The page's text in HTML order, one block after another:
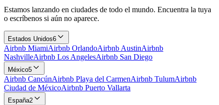
Estamos lanzando en ciudades de todo el mundo. Encuentra la tuya
o escríbenos si aún no aparece.
Estados Unidos6
Airbnb MiamiAirbnb OrlandoAirbnb AustinAirbnb
NashvilleAirbnb Los AngelesAirbnb San Diego
México5
Airbnb CancúnAirbnb Playa del CarmenAirbnb TulumAirbnb
Ciudad de MéxicoAirbnb Puerto Vallarta
España2